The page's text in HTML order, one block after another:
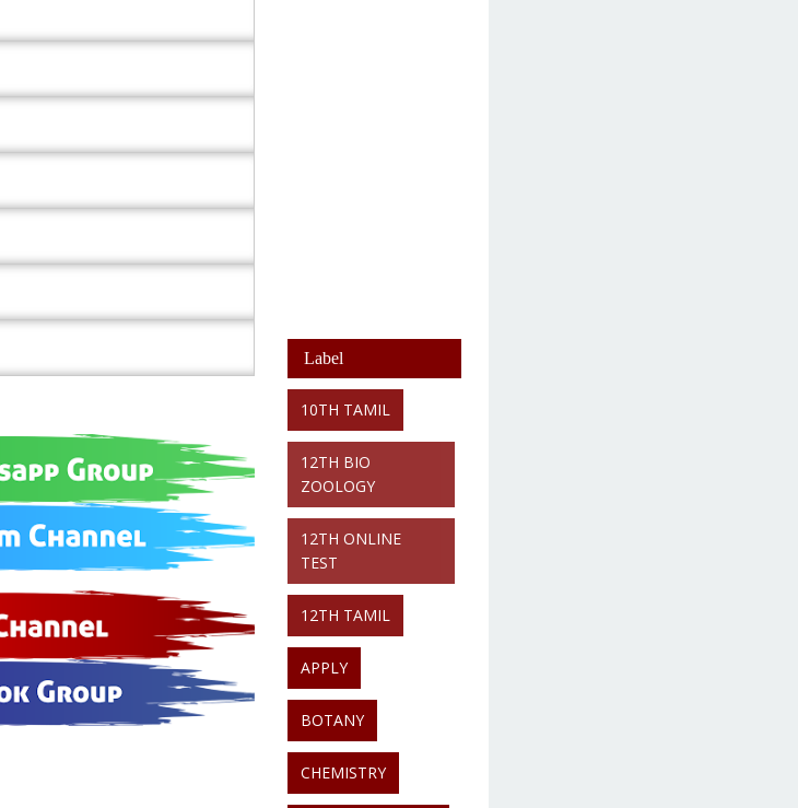
Label
10TH TAMIL
12TH BIO
ZOOLOGY
12TH ONLINE
TEST
12TH TAMIL
APPLY
BOTANY
CHEMISTRY